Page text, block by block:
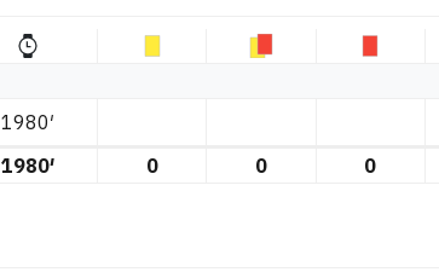
1980′
1980′ 0 0 0